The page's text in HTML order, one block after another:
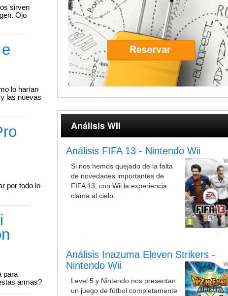
sirven
Ojo
lo harían
las nuevas
por todo lo
para
armas?
Análisis WII
Análisis FIFA 13 - Nintendo Wii
Si nos hemos quejado de la falta
de novedades importantes de
FIFA 13, con Wii la experiencia
clama al cielo...
Análisis Inazuma Eleven Strikers -
Nintendo Wii
Level 5 y Nintendo nos presentan
un juego de fútbol completamente